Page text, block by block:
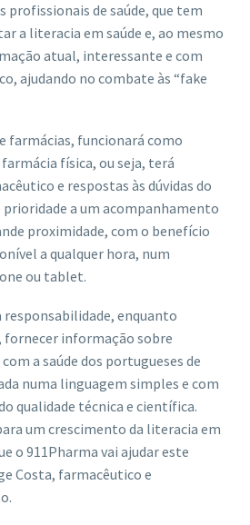
profissionais de saúde, que tem
a literacia em saúde e, ao mesmo
atual, interessante e com
ajudando no combate às “fake
farmácias, funcionará como
física, ou seja, terá
e respostas às dúvidas do
prioridade a um acompanhamento
proximidade, com o benefício
a qualquer hora, num
ou tablet.
responsabilidade, enquanto
fornecer informação sobre
a saúde dos portugueses de
numa linguagem simples e com
qualidade técnica e científica.
um crescimento da literacia em
o 911Pharma vai ajudar este
Costa, farmacêutico e